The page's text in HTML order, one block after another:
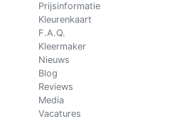
Prijsinformatie
Kleurenkaart
F.A.Q.
Kleermaker
Nieuws
Blog
Reviews
Media
Vacatures